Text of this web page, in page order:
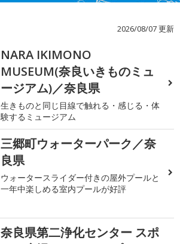
2026/08/07 更新
NARA IKIMONO
MUSEUM(奈良いきものミュ
ージアム)／奈良県
生きものと同じ目線で触れる・感じる・体
験するミュージアム
三郷町ウォーターパーク／奈
良県
ウォータースライダー付きの屋外プールと
一年中楽しめる室内プールが好評
奈良県第二浄化センター スポ